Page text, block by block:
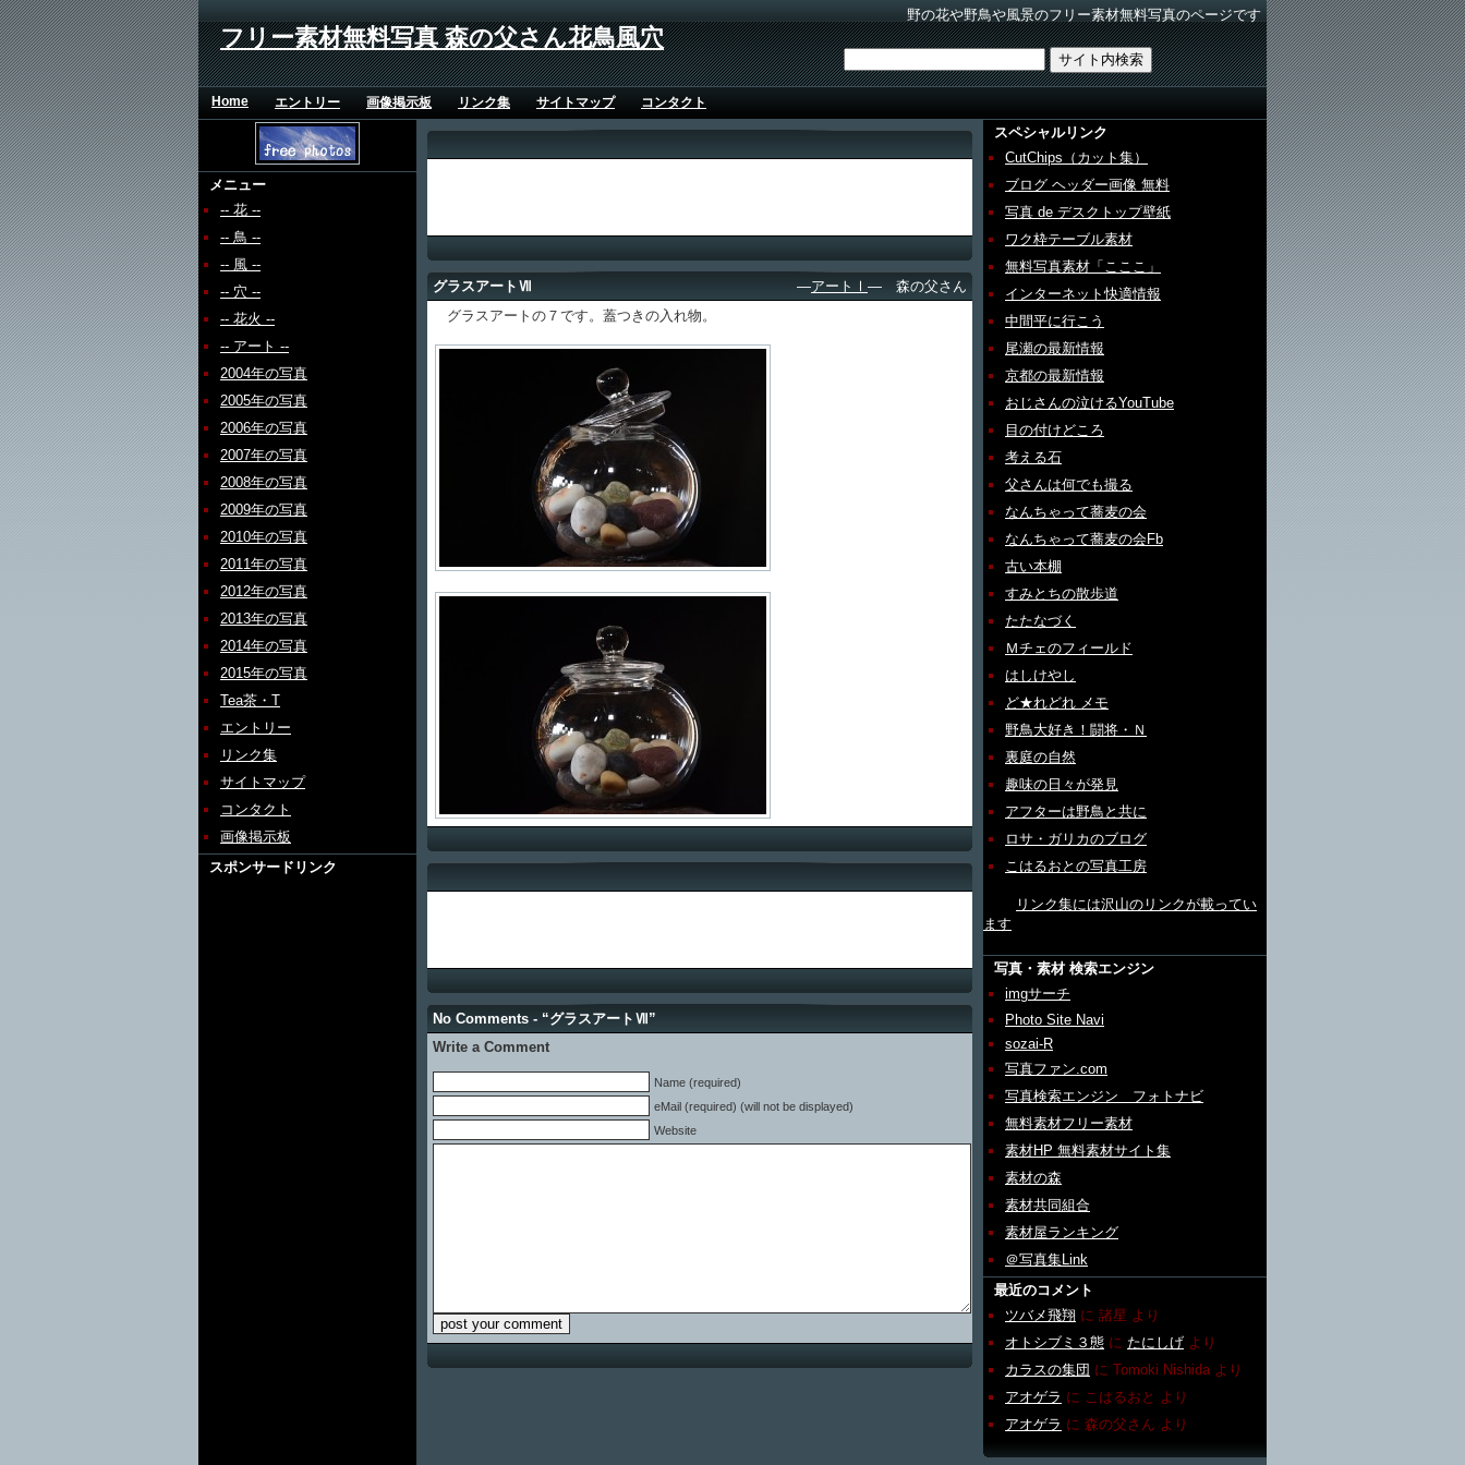
野の花や野鳥や風景のフリー素材無料写真のページです
フリー素材無料写真 森の父さん花鳥風穴
Home エントリー 画像掲示板 リンク集 サイトマップ コンタクト
メニュー
-- 花 --
-- 鳥 --
-- 風 --
-- 穴 --
-- 花火 --
-- アート --
2004年の写真
2005年の写真
2006年の写真
2007年の写真
2008年の写真
2009年の写真
2010年の写真
2011年の写真
2012年の写真
2013年の写真
2014年の写真
2015年の写真
Tea茶・T
エントリー
リンク集
サイトマップ
コンタクト
画像掲示板
スポンサードリンク
グラスアートⅦ ―アートⅠ ― 森の父さん
グラスアートの７です。蓋つきの入れ物。
No Comments - “グラスアートⅦ”
Write a Comment
Name (required)
eMail (required) (will not be displayed)
Website
スペシャルリンク
CutChips（カット集）
ブログ ヘッダー画像 無料
写真 de デスクトップ壁紙
ワク枠テーブル素材
無料写真素材「こここ」
インターネット快適情報
中間平に行こう
尾瀬の最新情報
京都の最新情報
おじさんの泣けるYouTube
目の付けどころ
考える石
父さんは何でも撮る
なんちゃって蕎麦の会
なんちゃって蕎麦の会Fb
古い本棚
すみとちの散歩道
たたなづく
Ｍチェのフィールド
はしけやし
ど★れどれ メモ
野鳥大好き！闘将・Ｎ
裏庭の自然
趣味の日々が発見
アフターは野鳥と共に
ロサ・ガリカのブログ
こはるおとの写真工房
リンク集には沢山のリンクが載ってい
ます
写真・素材 検索エンジン
imgサーチ
Photo Site Navi
sozai-R
写真ファン.com
写真検索エンジン フォトナビ
無料素材フリー素材
素材HP 無料素材サイト集
素材の森
素材共同組合
素材屋ランキング
＠写真集Link
最近のコメント
ツバメ飛翔 に 諸星 より
オトシブミ３態 に たにしげ より
カラスの集団 に Tomoki Nishida より
アオゲラ に こはるおと より
アオゲラ に 森の父さん より